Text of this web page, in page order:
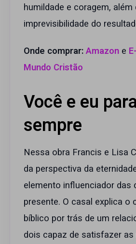
humildade e coragem, além
imprevisibilidade do
Onde comprar:Amazon e
Mundo Cristão
Você e eu
sempre
Nessa obra Francis e Lisa
da perspectiva da
elemento influenciador das
presente. O casal explica o
bíblico por trás de um
dois capaz de satisfazer